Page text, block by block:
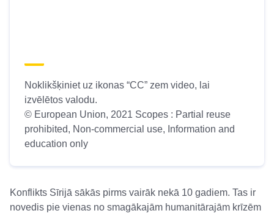
Konflikts Sīrijā sākās pirms vairāk nekā 10 gadiem. Tas ir
novedis pie vienas no smagākajām humanitārajām krīzēm
Noklikšķiniet uz ikonas “CC” zem video, lai
izvēlētos valodu.
© European Union, 2021 Scopes : Partial reuse
prohibited, Non-commercial use, Information and
education only